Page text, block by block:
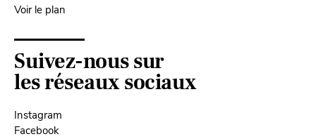
Voir le plan
Suivez-nous sur
les réseaux sociaux
Instagram
Facebook